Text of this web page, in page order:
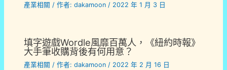
產業相關 / 作者:dakamoon/ 2022 年 1 月 3 日
填字遊戲Wordle風靡百萬人，《紐約時報》
大手筆收購背後有何用意？
產業相關 / 作者:dakamoon/ 2022 年 2 月 16 日